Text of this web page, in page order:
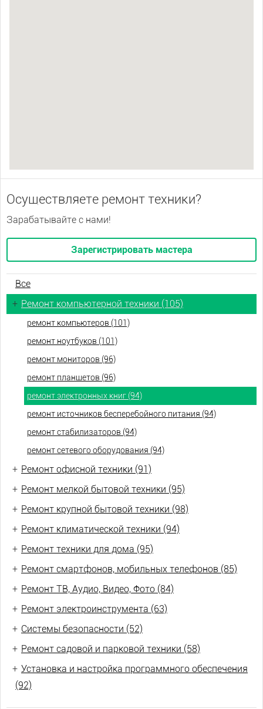
Осуществляете ремонт техники?
Зарабатывайте с нами!
Зарегистрировать мастера
Все
+ Ремонт компьютерной техники (105)
ремонт компьютеров (101)
ремонт ноутбуков (101)
ремонт мониторов (96)
ремонт планшетов (96)
ремонт электронных книг (94)
ремонт источников бесперебойного питания (94)
ремонт стабилизаторов (94)
ремонт сетевого оборудования (94)
+ Ремонт офисной техники (91)
+ Ремонт мелкой бытовой техники (95)
+ Ремонт крупной бытовой техники (98)
+ Ремонт климатической техники (94)
+ Ремонт техники для дома (95)
+ Ремонт смартфонов, мобильных телефонов (85)
+ Ремонт ТВ, Аудио, Видео, Фото (84)
+ Ремонт электроинструмента (63)
+ Системы безопасности (52)
+ Ремонт садовой и парковой техники (58)
+ Установка и настройка программного обеспечения
(92)